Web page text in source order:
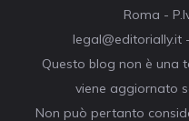
Roma -
legal@editorially.it
Questo blog non è una
viene aggiornato
Non può pertanto